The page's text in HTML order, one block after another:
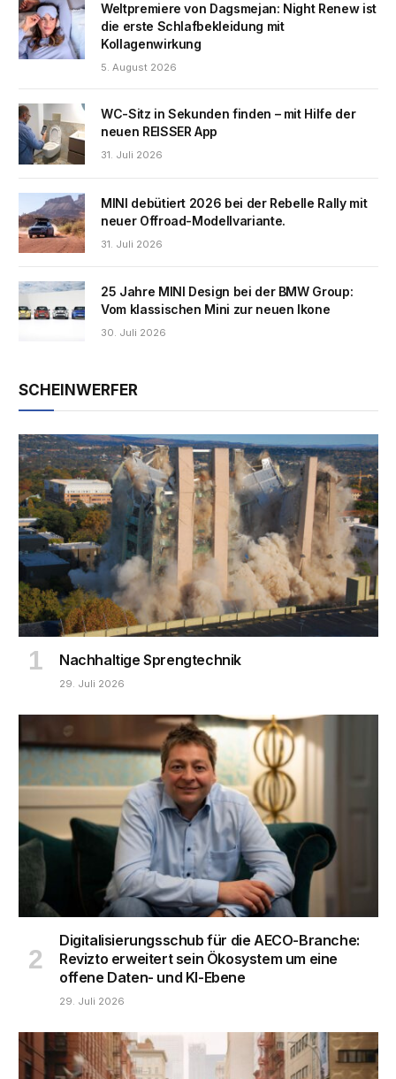
Weltpremiere von Dagsmejan: Night Renew ist
die erste Schlafbekleidung mit
Kollagenwirkung
5. August 2026
WC-Sitz in Sekunden finden – mit Hilfe der
neuen REISSER App
31. Juli 2026
MINI debütiert 2026 bei der Rebelle Rally mit
neuer Offroad-Modellvariante.
31. Juli 2026
25 Jahre MINI Design bei der BMW Group:
Vom klassischen Mini zur neuen Ikone
30. Juli 2026
SCHEINWERFER
Nachhaltige Sprengtechnik
29. Juli 2026
Digitalisierungsschub für die AECO-Branche:
Revizto erweitert sein Ökosystem um eine
offene Daten- und KI-Ebene
29. Juli 2026